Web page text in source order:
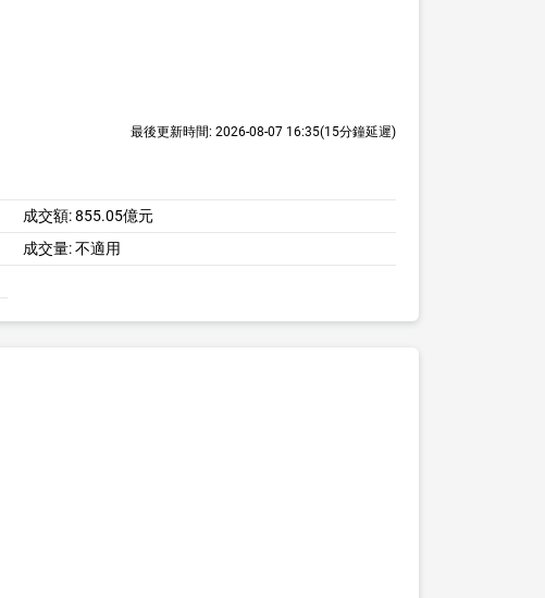
最後更新時間: 2026-08-07 16:35(15分鐘延遲)
成交額:855.05億元
成交量:不適用